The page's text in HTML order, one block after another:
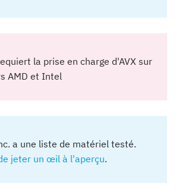
la prise en charge d'AVX sur
AMD et Intel
a une liste de matériel testé.
jeter un œil à l'aperçu.